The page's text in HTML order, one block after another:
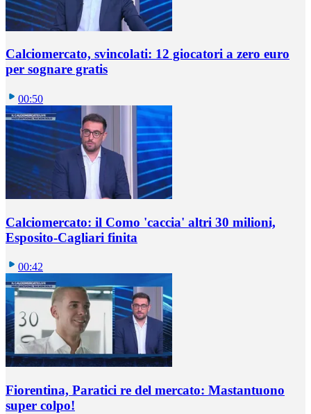
Calciomercato, svincolati: 12 giocatori a zero euro
per sognare gratis
00:50
Calciomercato: il Como 'caccia' altri 30 milioni,
Esposito-Cagliari finita
00:42
Fiorentina, Paratici re del mercato: Mastantuono
super colpo!